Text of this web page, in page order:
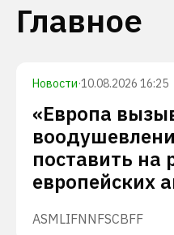
Главное
Новости·10.08.2026 16:25
«Европа
поставить на
европейских
ASMLIFNNFSCBFF